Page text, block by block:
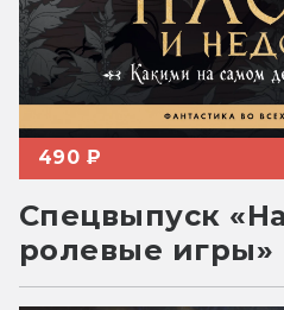
490 ₽
Спецвыпуск
ролевые игры»